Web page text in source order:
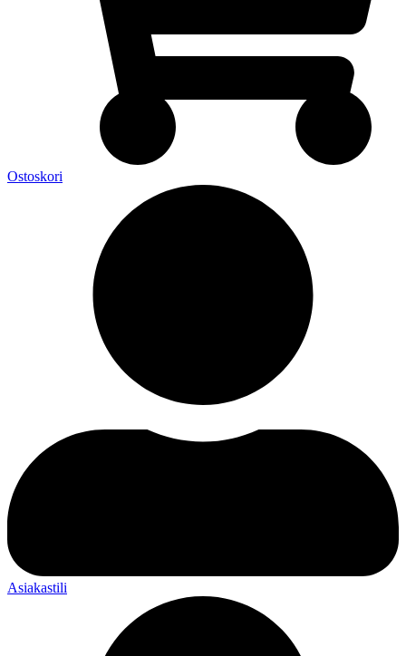
Ostoskori
Asiakastili